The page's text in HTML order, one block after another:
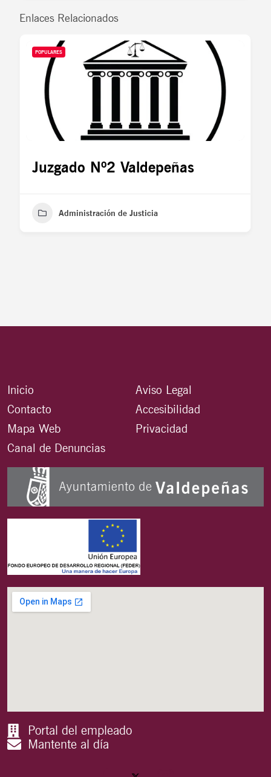
Enlaces Relacionados
POPULARES
Juzgado Nº2 Valdepeñas
Administración de Justicia
Inicio
Contacto
Mapa Web
Canal de Denuncias
Aviso Legal
Accesibilidad
Privacidad
Portal del empleado
Mantente al día